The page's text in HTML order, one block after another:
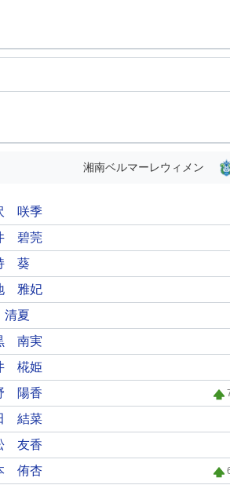
湘南ベルマーレウィメン
咲季
碧莞
葵
雅妃
夏
南実
椛姫
陽香
結菜
友香
侑杏